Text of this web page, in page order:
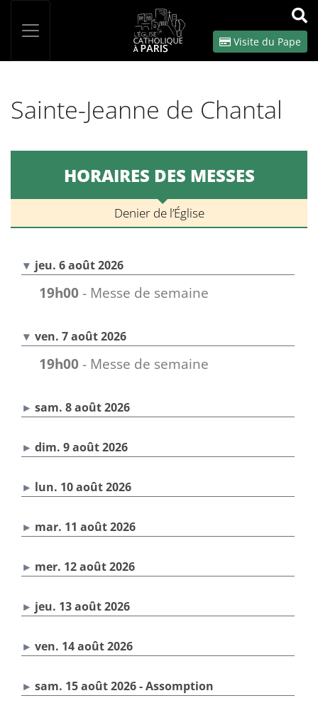
OK
Visite du Pape
Sainte-Jeanne de Chantal
HORAIRES DES MESSES
Denier de l’Église
jeu. 6 août 2026
19h00 - Messe de semaine
ven. 7 août 2026
19h00 - Messe de semaine
sam. 8 août 2026
dim. 9 août 2026
lun. 10 août 2026
mar. 11 août 2026
mer. 12 août 2026
jeu. 13 août 2026
ven. 14 août 2026
sam. 15 août 2026 - Assomption
Panneau de gestion des cookies